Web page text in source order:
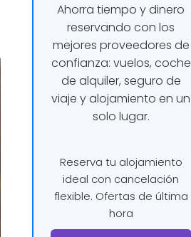
Ahorra tiempo y dinero
reservando con los
mejores proveedores de
confianza: vuelos, coche
de alquiler, seguro de
viaje y alojamiento en un
solo lugar.
Reserva tu alojamiento
ideal con cancelación
flexible. Ofertas de última
hora